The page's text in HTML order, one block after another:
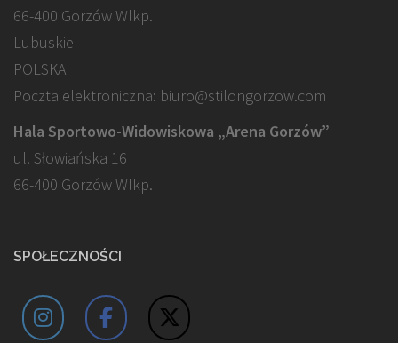
66-400 Gorzów Wlkp.
Lubuskie
POLSKA
Poczta elektroniczna: biuro@stilongorzow.com
Hala Sportowo-Widowiskowa „Arena Gorzów”
ul. Słowiańska 16
66-400 Gorzów Wlkp.
SPOŁECZNOŚCI